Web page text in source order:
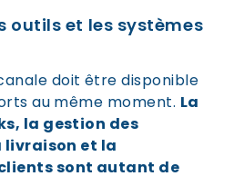
outils et les systèmes
doit être disponible
au même moment. La
la gestion des
et la
sont autant de